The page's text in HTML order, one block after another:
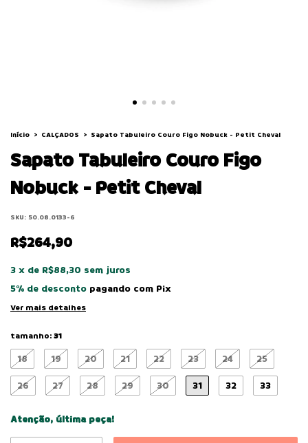
Início > CALÇADOS > Sapato Tabuleiro Couro Figo Nobuck - Petit Cheval
Sapato Tabuleiro Couro Figo
Nobuck - Petit Cheval
SKU: 50.08.0133-6
R$264,90
3 x de R$88,30 sem juros
5% de desconto pagando com Pix
Ver mais detalhes
tamanho:31
18 19 20 21 22 23 24 25
26 27 28 29 30 31 32 33
Atenção, última peça!